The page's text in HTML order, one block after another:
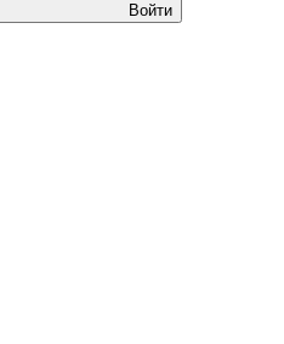
Войти